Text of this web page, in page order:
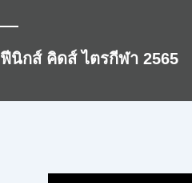
ฟีนิกส์ คิดส์ ไตรกีฬา 2565